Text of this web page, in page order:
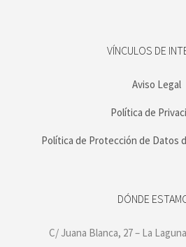
VÍNCULOS DE
Aviso Legal
Política de
Política de Protección de Datos
DÓNDE
C/ Juana Blanca, 27 – La